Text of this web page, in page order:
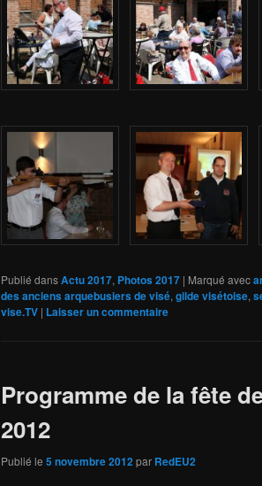
Publié dansActu 2017, Photos 2017 | Marqué avec
des anciens arquebusiers de visé, gilde visétoise,
vise.TV | Laisser un commentaire
Programme de la fête
2012
Publié le 5 novembre 2012 par RedEU2